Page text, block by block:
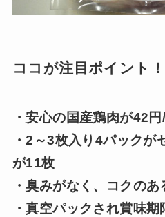
ココが注目ポイント！
・安心の国産鶏肉が42円
・2～3枚入り4パックが
が11枚
・臭みがなく、コクの
・真空パックされ賞味期